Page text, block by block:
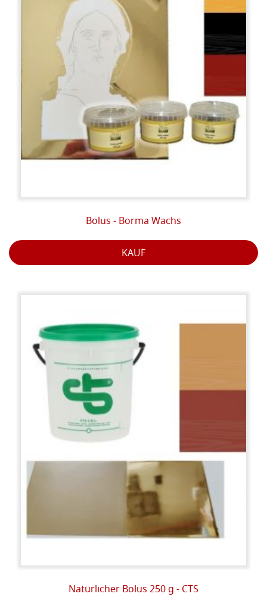
Bolus - Borma Wachs
KAUF
Natürlicher Bolus 250 g - CTS